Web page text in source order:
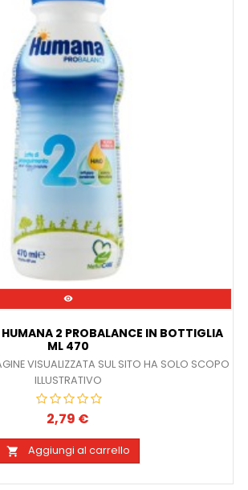

2 PROBALANCE IN BOTTIGLIA
ML 470
VISUALIZZATA SUL SITO HA SOLO SCOPO
ILLUSTRATIVO
Prezzo
2,79 €
 Aggiungi al carrello